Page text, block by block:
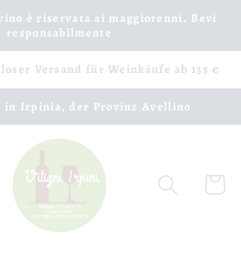
è riservata ai maggiorenni. Bevi
responsabilmente
Versand für Weinkäufe ab 135 €
in Irpinia, der Provinz Avellino